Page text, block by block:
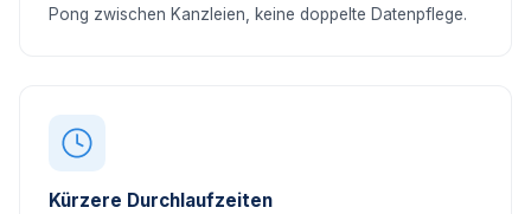
Pong zwischen Kanzleien, keine doppelte Datenpflege.
Kürzere Durchlaufzeiten